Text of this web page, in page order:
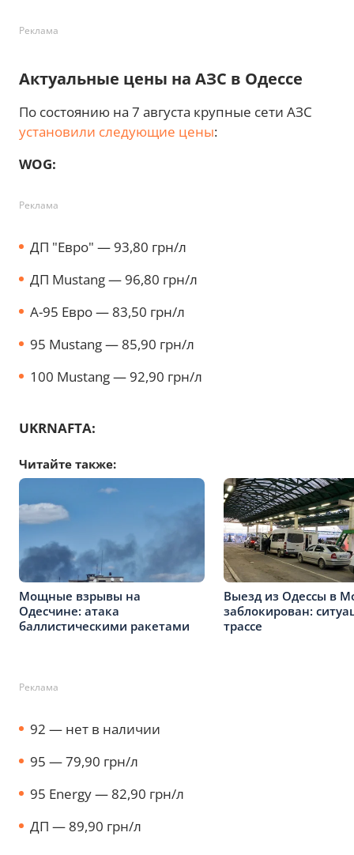
Реклама
Актуальные цены на АЗС в Одессе
По состоянию на 7 августа крупные сети АЗС
установили следующие цены:
WOG:
Реклама
ДП "Евро" — 93,80 грн/л
ДП Mustang — 96,80 грн/л
А-95 Евро — 83,50 грн/л
95 Mustang — 85,90 грн/л
100 Mustang — 92,90 грн/л
UKRNAFTA:
Читайте также:
Мощные взрывы на
Одесчине: атака
баллистическими ракетами
Выезд из Одессы в
заблокирован:
трассе
Реклама
92 — нет в наличии
95 — 79,90 грн/л
95 Energy — 82,90 грн/л
ДП — 89,90 грн/л